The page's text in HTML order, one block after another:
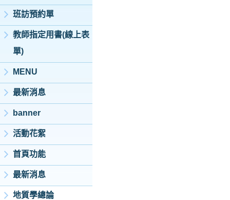
班訪預約單
教師指定用書(線上表
單)
MENU
最新消息
banner
活動花絮
首頁功能
最新消息
地質學總論